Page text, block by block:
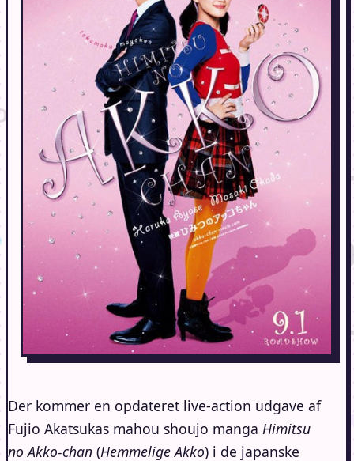
Der kommer en opdateret live-action udgave af
Fujio Akatsukas mahou shoujo manga Himitsu
no Akko-chan (Hemmelige Akko) i de japanske